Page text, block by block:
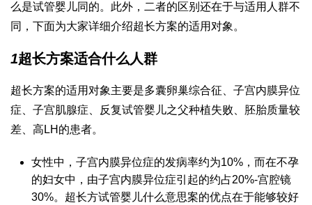
么是试管婴儿同的。此外，二者的区别还在于与适用人群不
同，下面为大家详细介绍超长方案的适用对象。
1超长方案适合什么人群
超长方案的适用对象主要是多囊卵巢综合征、子宫内膜异位
症、子宫肌腺症、反复试管婴儿之父种植失败、胚胎质量较
差、高LH的患者。
女性中，子宫内膜异位症的发病率约为10%，而在不孕
的妇女中，由子宫内膜异位症引起的约占20%-宫腔镜
30%。超长方试管婴儿什么意思案的优点在于能够较好